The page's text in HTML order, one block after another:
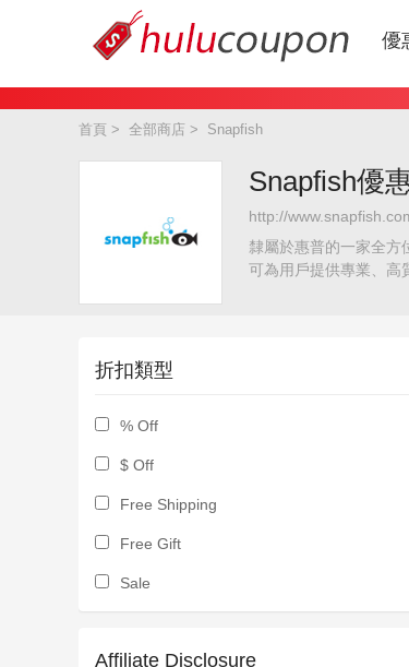
優
首頁 > 全部商店 > Snapfish
Snapfish優
http://
隸屬於惠普的一家全方
可為用戶提供專業、高
折扣類型
% Off
$ Off
Free Shipping
Free Gift
Sale
Affiliate Disclosure